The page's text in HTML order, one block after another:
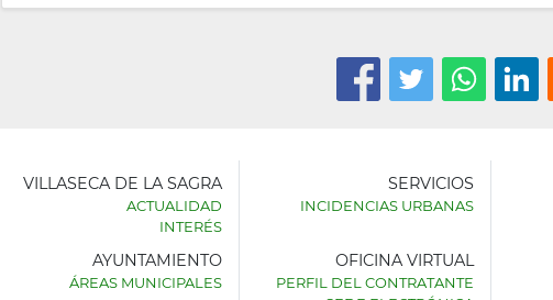
AYUNTAMIENTO
VILLASECA DE LA SAGRA
ACTUALIDAD
INTERÉS
SERVICIOS
INCIDENCIAS URBANAS
AYUNTAMIENTO
ÁREAS MUNICIPALES
OFICINA VIRTUAL
PERFIL DEL CONTRATANTE